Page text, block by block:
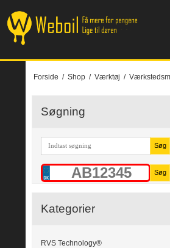
Forside / Shop / Værktøj /
Søgning
Søg
Søg
Kategorier
RVS Technology®